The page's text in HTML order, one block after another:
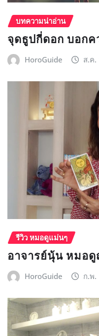
บทความน่าอ่าน
จุดธูปกี่ดอก บอก
HoroGuide ส.ค.
รีวิว หมอดูแม่นๆ
อาจารย์นุ้น หมอ
HoroGuide ก.พ.